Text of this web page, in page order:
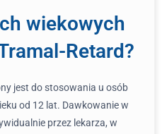
wiekowych
Retard?
jest do stosowania u osób
od 12 lat. Dawkowanie w
przez lekarza, w